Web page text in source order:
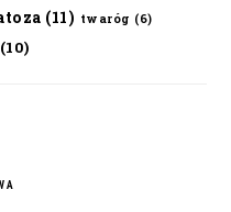
(11) twaróg (6)
(10)